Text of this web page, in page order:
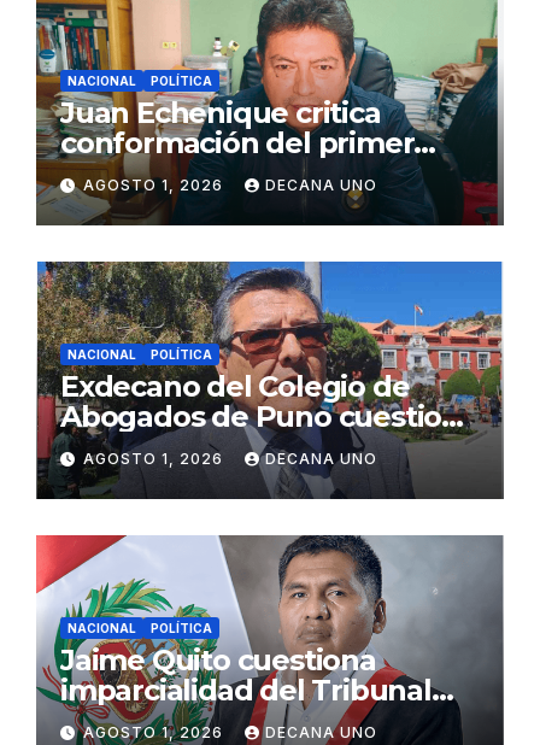
NACIONAL POLÍTICA
Juan Echenique critica
conformación del primer
gabinete ministerial de Keiko
Fujimori
AGOSTO 1, 2026 DECANA UNO
NACIONAL POLÍTICA
Exdecano del Colegio de
Abogados de Puno cuestiona
propuestas sobre seguridad
ciudadana
AGOSTO 1, 2026 DECANA UNO
NACIONAL POLÍTICA
Jaime Quito cuestiona
imparcialidad del Tribunal
Constitucional tras liberación
AGOSTO 1, 2026 DECANA UNO